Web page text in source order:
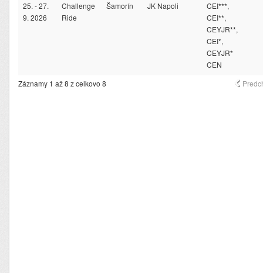
25. - 27.
9. 2026
Challenge
Ride
Šamorín JK Napoli
CEI***,
CEI**,
CEYJR**,
CEI*,
CEYJR*
CEN
Záznamy 1 až 8 z celkovo 8